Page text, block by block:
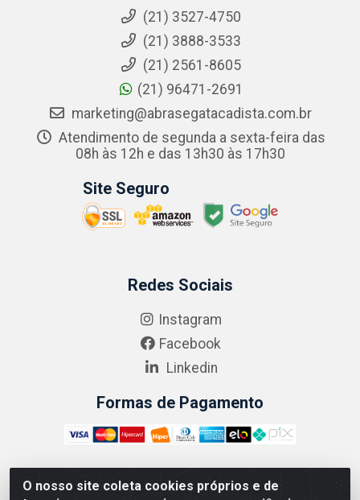
O nosso site coleta cookies próprios e de
(21) 3527-4750
(21) 3888-3533
(21) 2561-8605
(21) 96471-2691
marketing@abrasegatacadista.com.br
Atendimento de segunda a sexta-feira das
08h às 12h e das 13h30 às 17h30
Site Seguro
Redes Sociais
Instagram
Facebook
Linkedin
Formas de Pagamento
ABRASEG COMÉRCIO ATACADISTA LTDA - CNPJ: